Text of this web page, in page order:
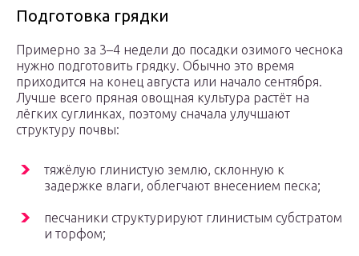
Подготовка грядки
Примерно за 3–4 недели до посадки озимого чеснока
нужно подготовить грядку. Обычно это время
приходится на конец августа или начало сентября.
Лучше всего пряная овощная культура растёт на
лёгких суглинках, поэтому сначала улучшают
структуру почвы:
тяжёлую глинистую землю, склонную к
задержке влаги, облегчают внесением песка;
песчаники структурируют глинистым субстратом
и торфом;